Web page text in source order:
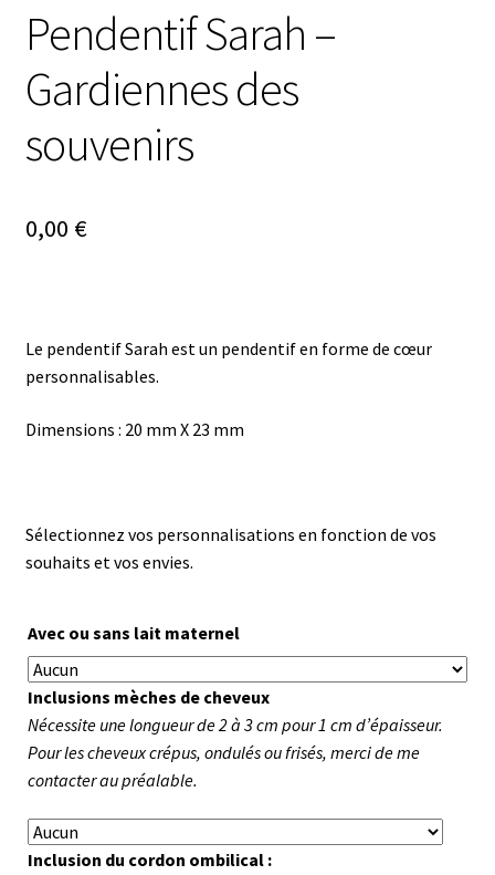
Pendentif Sarah –
Gardiennes des
souvenirs
0,00 €
Le pendentif Sarah est un pendentif en forme de cœur
personnalisables.
Dimensions : 20 mm X 23 mm
Sélectionnez vos personnalisations en fonction de vos
souhaits et vos envies.
Avec ou sans lait maternel
Inclusions mèches de cheveux
Nécessite une longueur de 2 à 3 cm pour 1 cm d’épaisseur.
Pour les cheveux crépus, ondulés ou frisés, merci de me
contacter au préalable.
Inclusion du cordon ombilical :